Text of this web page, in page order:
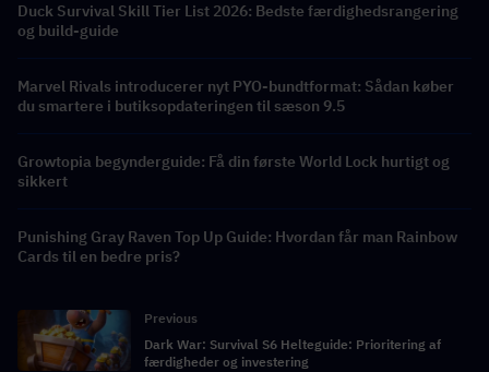
Duck Survival Skill Tier List 2026: Bedste færdighedsrangering
og build-guide
Marvel Rivals introducerer nyt PYO-bundtformat: Sådan køber
du smartere i butiksopdateringen til sæson 9.5
Growtopia begynderguide: Få din første World Lock hurtigt og
sikkert
Punishing Gray Raven Top Up Guide: Hvordan får man Rainbow
Cards til en bedre pris?
Previous
Dark War: Survival S6 Helteguide: Prioritering af
færdigheder og investering